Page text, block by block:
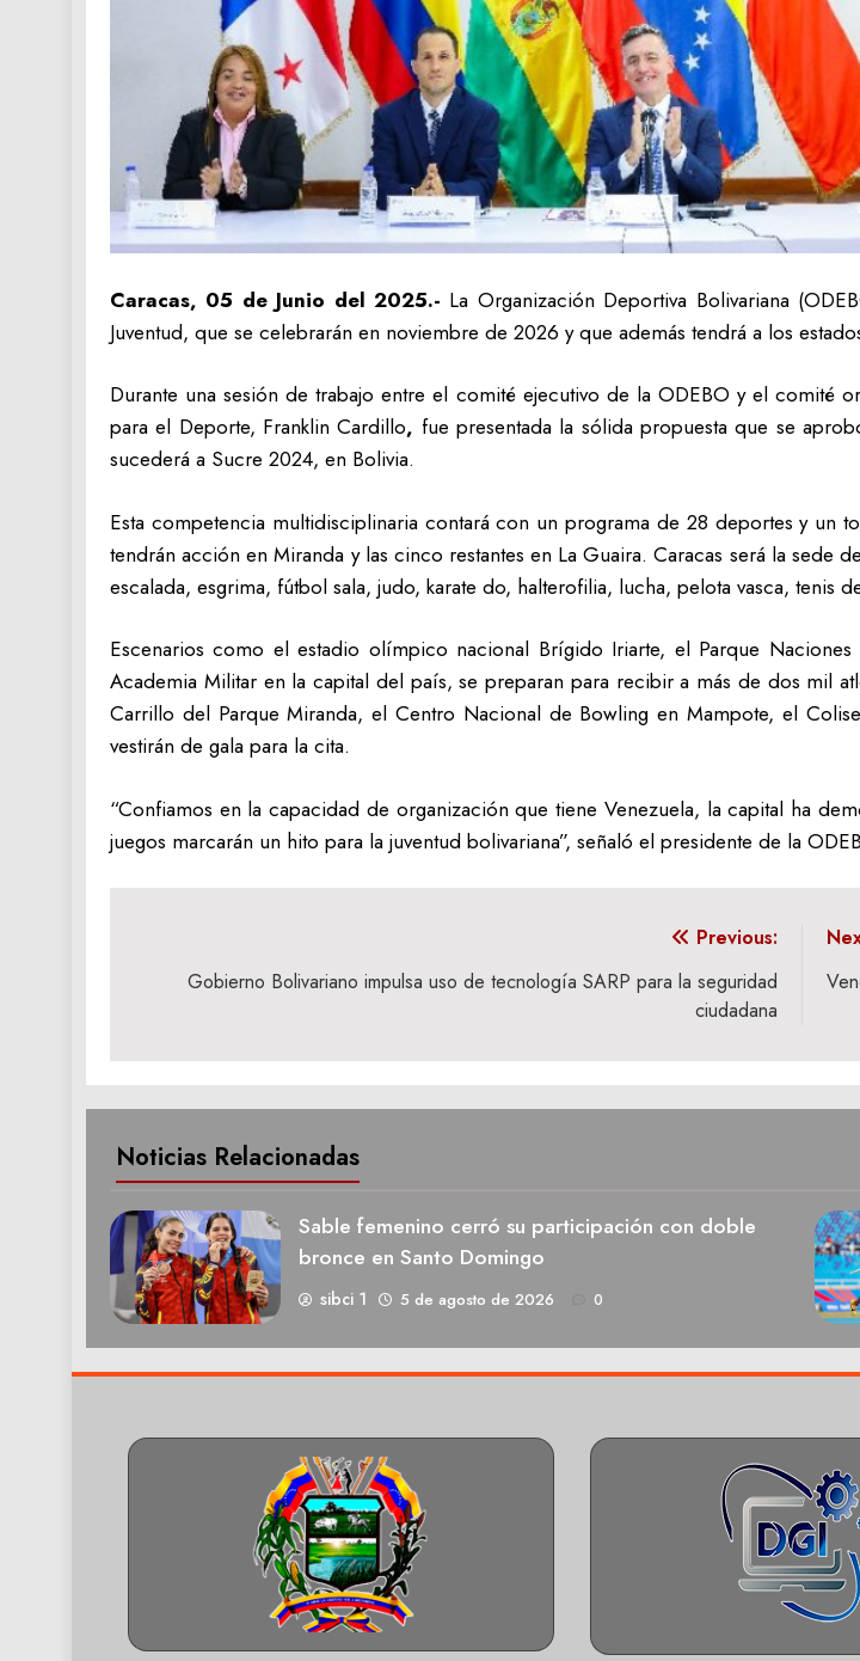
Caracas, 05 de Junio del 2025.- La Organización Deportiva Bolivariana
Juventud, que se celebrarán en noviembre de 2026 y que además tendrá a los
Durante una sesión de trabajo entre el comité ejecutivo de la ODEBO y el comité
para el Deporte, Franklin Cardillo, fue presentada la sólida propuesta que se
sucederá a Sucre 2024, en Bolivia.
Esta competencia multidisciplinaria contará con un programa de 28 deportes y un
tendrán acción en Miranda y las cinco restantes en La Guaira. Caracas será la
escalada, esgrima, fútbol sala, judo, karate do, halterofilia, lucha, pelota vasca, tenis
Escenarios como el estadio olímpico nacional Brígido Iriarte, el Parque
Academia Militar en la capital del país, se preparan para recibir a más de dos mil
Carrillo del Parque Miranda, el Centro Nacional de Bowling en Mampote, el
vestirán de gala para la cita.
“Confiamos en la capacidad de organización que tiene Venezuela, la capital ha
juegos marcarán un hito para la juventud bolivariana”, señaló el presidente de la
Previous:
Gobierno Bolivariano impulsa uso de tecnología SARP para la seguridad
ciudadana
Noticias Relacionadas
Sable femenino cerró su participación con doble
bronce en Santo Domingo
sibci 1 5 de agosto de 2026 0